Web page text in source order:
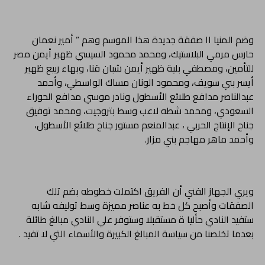
وضم المنيا ١١ صفقة جديدة هذا الموسم وهم ” أمير نعمان
حارس مرمي البلاستيك، ومحمد محمود السيسي ظهير أيمن مصر
للتأمين، ومصطفي بلية ظهير أيمن شبان قنا، وبهاء ربيع ظهير
أيسر بني سويف، ومحمود الونان مساك الواسطي، وأحمد
عبدالناصر مدافع طلائع الأسطول ونادر موسي مدافع الحوراء
السعودي، ومحمد شطه لاعب وسط بتروجيت، ومحمد توفيق
جناح الإنتاج الحربي ، عبدالمنعم مستور جناح طلائع الأسطول،
وأحمد ماهر مهاجم بني مزار.
ويري الجهاز الفني أن الفريق اكتملت خطوطه بضم تلك
الصفقات وأصبح كل خط به عناصر مميزة وسط توليفه شابه
ستفيد النادي حأليا ة مستقبلا وستوفر علي النادي مبالغ طائلة
بعدما تخلصنا من سياسة المبالغ الكبيرة والأسماء التي لا تفيد .